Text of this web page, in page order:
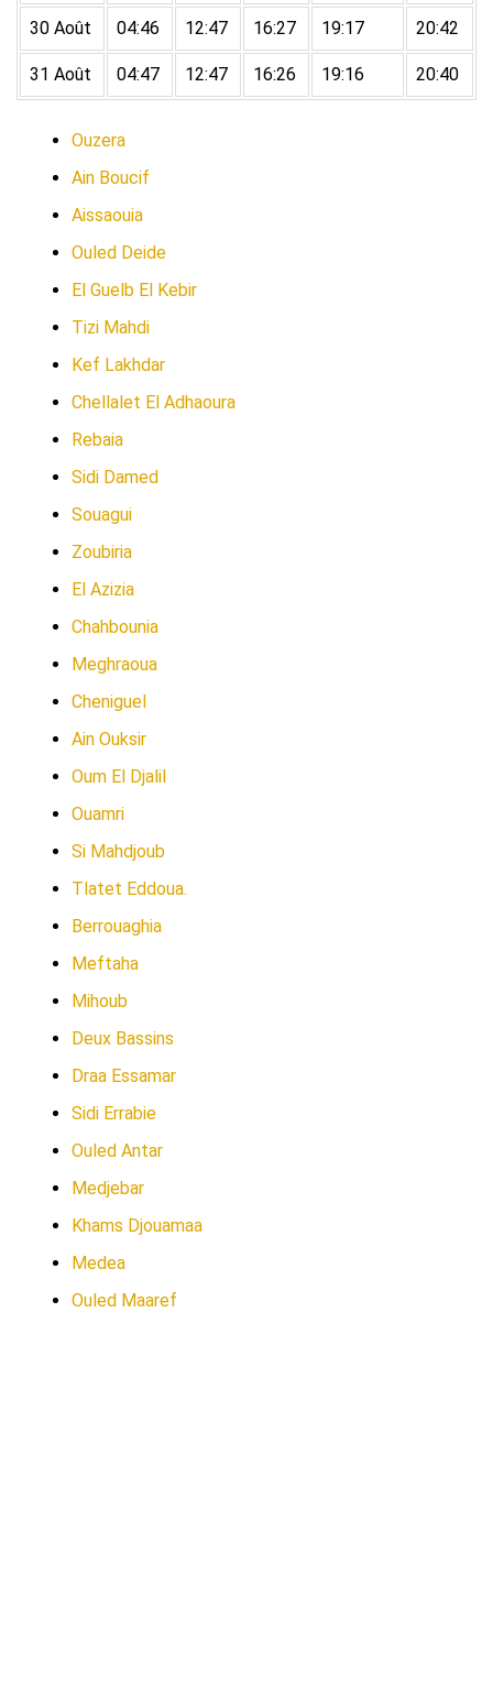
30 Août 04:46 12:47 16:27 19:17 20:42
31 Août 04:47 12:47 16:26 19:16 20:40
Ouzera
Ain Boucif
Aissaouia
Ouled Deide
El Guelb El Kebir
Tizi Mahdi
Kef Lakhdar
Chellalet El Adhaoura
Rebaia
Sidi Damed
Souagui
Zoubiria
El Azizia
Chahbounia
Meghraoua
Cheniguel
Ain Ouksir
Oum El Djalil
Ouamri
Si Mahdjoub
Tlatet Eddoua.
Berrouaghia
Meftaha
Mihoub
Deux Bassins
Draa Essamar
Sidi Errabie
Ouled Antar
Medjebar
Khams Djouamaa
Medea
Ouled Maaref